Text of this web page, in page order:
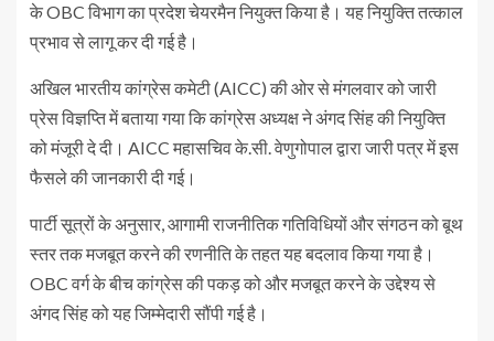
के OBC विभाग का प्रदेश चेयरमैन नियुक्त किया है। यह नियुक्ति तत्काल
प्रभाव से लागू कर दी गई है।
अखिल भारतीय कांग्रेस कमेटी (AICC) की ओर से मंगलवार को जारी
प्रेस विज्ञप्ति में बताया गया कि कांग्रेस अध्यक्ष ने अंगद सिंह की नियुक्ति
को मंजूरी दे दी। AICC महासचिव के.सी. वेणुगोपाल द्वारा जारी पत्र में इस
फैसले की जानकारी दी गई।
पार्टी सूत्रों के अनुसार, आगामी राजनीतिक गतिविधियों और संगठन को बूथ
स्तर तक मजबूत करने की रणनीति के तहत यह बदलाव किया गया है।
OBC वर्ग के बीच कांग्रेस की पकड़ को और मजबूत करने के उद्देश्य से
अंगद सिंह को यह जिम्मेदारी सौंपी गई है।